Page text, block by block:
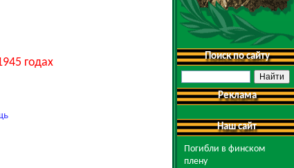
годах Поиск по сайту
Реклама
Наш сайт
Погибли в финском
плену